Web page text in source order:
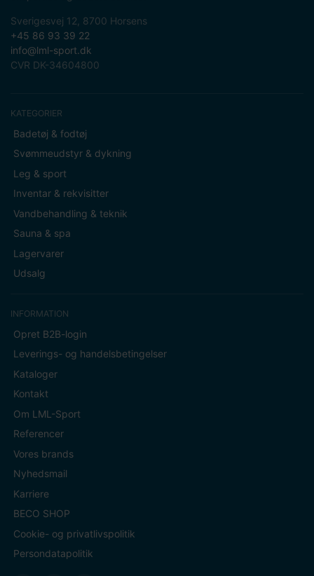
Sverigesvej 12, 8700 Horsens
+45 86 93 39 22
info@lml-sport.dk
CVR DK-34604800
KATEGORIER
Badetøj & fodtøj
Svømmeudstyr & dykning
Leg & sport
Inventar & rekvisitter
Vandbehandling & teknik
Sauna & spa
Lagervarer
Udsalg
INFORMATION
Opret B2B-login
Leverings- og handelsbetingelser
Kataloger
Kontakt
Om LML-Sport
Referencer
Vores brands
Nyhedsmail
Karriere
BECO SHOP
Cookie- og privatlivspolitik
Persondatapolitik